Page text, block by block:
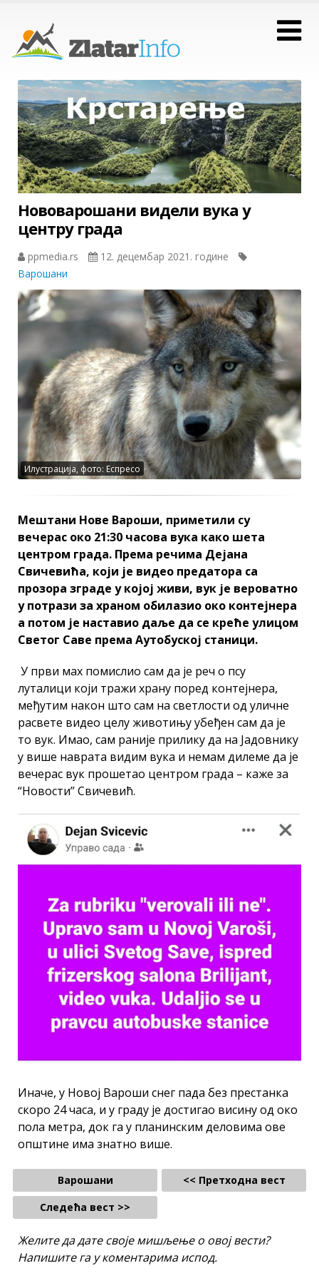
Нововарошани видели вука у
центру града
ppmedia.rs
12. децембар 2021. године
Варошани
Илустрација, фото: Еспресо
Мештани Нове Вароши, приметили су
вечерас око 21:30 часова вука како шета
центром града. Према речима Дејана
Свичевића, који је видео предатора са
прозора зграде у којој живи, вук је вероватно
у потрази за храном обилазио око контејнера
а потом је наставио даље да се креће улицом
Светог Саве према Аутобуској станици.
У први мах помислио сам да је реч о псу
луталици који тражи храну поред контејнера,
међутим након што сам на светлости од уличне
расвете видео целу животињу убеђен сам да је
то вук. Имао, сам раније прилику да на Јадовнику
у више наврата видим вука и немам дилеме да је
вечерас вук прошетао центром града – каже за
“Новости” Свичевић.
Иначе, у Новој Вароши снег пада без престанка
скоро 24 часа, и у граду је достигао висину од око
пола метра, док га у планинским деловима ове
општине има знатно више.
Варошани
<< Претходна вест
Следећа вест >>
Желите да дате своје мишљење о овој вести?
Напишите га у коментарима испод.